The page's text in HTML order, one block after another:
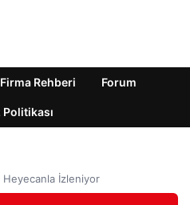
Firma Rehberi Forum
Politikası
Heyecanla İzleniyor